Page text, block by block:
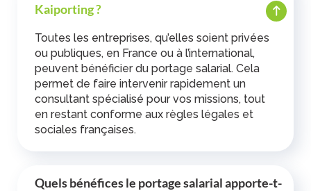
Kaiporting ?
Toutes les entreprises, qu’elles soient privées
ou publiques, en France ou à l’international,
peuvent bénéficier du portage salarial. Cela
permet de faire intervenir rapidement un
consultant spécialisé pour vos missions, tout
en restant conforme aux règles légales et
sociales françaises.
Quels bénéfices le portage salarial apporte-t-